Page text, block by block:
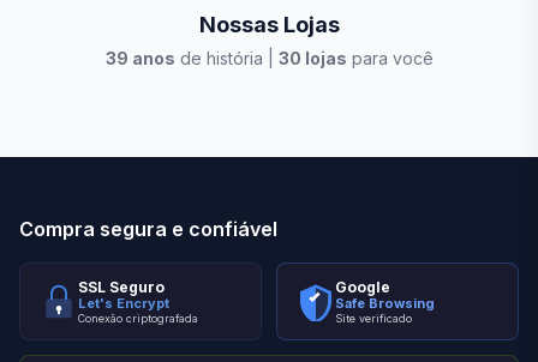
Nossas Lojas
39 anos de história | 30 lojas para você
Compra segura e confiável
SSL Seguro
Let's Encrypt
Conexão criptografada
Google
Safe Browsing
Site verificado